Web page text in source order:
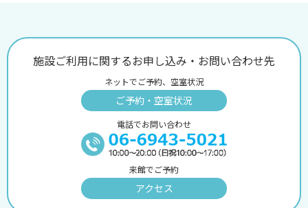
施設ご利用に関するお申し込み・お問い合わせ先
ネットでご予約、空室状況
ご予約・空室状況
電話でお問い合わせ
来館でご予約
アクセス